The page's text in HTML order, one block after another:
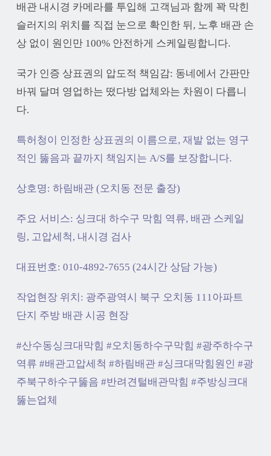
배관 내시경 카메라를 투입해 고객님과 함께 꽉 막힌
슬러지의 위치를 직접 눈으로 확인한 뒤, 노후 배관 손
상 없이 원인만 100% 안전하게 스케일링합니다.
국가 인증 상표권의 압도적 책임감: 동네에서 간판만
바꿔 달며 영업하는 떴다방 업체와는 차원이 다릅니
다.
특허청이 인정한 상표권의 이름으로, 재발 없는 영구
적인 뚫음과 끝까지 책임지는 A/S를 보장합니다.
상호명: 하림배관 (오치동 전문 출장)
주요 서비스: 싱크대 하수구 막힘 역류, 배관 스케일
링, 고압세척, 내시경 검사
대표번호: 010-4892-7655 (24시간 상담 가능)
작업현장 위치: 광주광역시 북구 오치동 111아파트
단지 주방 배관 시공 현장
#산수동싱크대막힘 #오치동하수구막힘 #광주하수구
역류 #배관고압세척 #하림배관 #싱크대막힘원인 #광
주북구하수구뚫음 #반려견털배관막힘 #주방싱크대
뚫는업체